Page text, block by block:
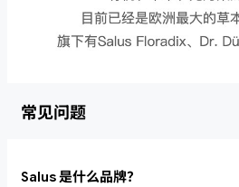
常见问题
Salus 是什么品牌？